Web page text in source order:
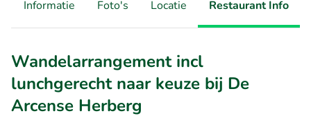
Informatie Foto's Locatie Restaurant Info
Wandelarrangement incl
lunchgerecht naar keuze bij De
Arcense Herberg